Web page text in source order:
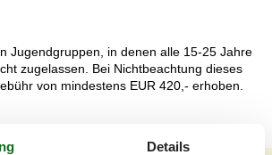
Jugendgruppen, in denen alle 15-25 Jahre
zugelassen. Bei Nichtbeachtung dieses
von mindestens EUR 420,- erhoben.
Details